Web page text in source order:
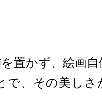
置かず、絵画
で、その美しさ